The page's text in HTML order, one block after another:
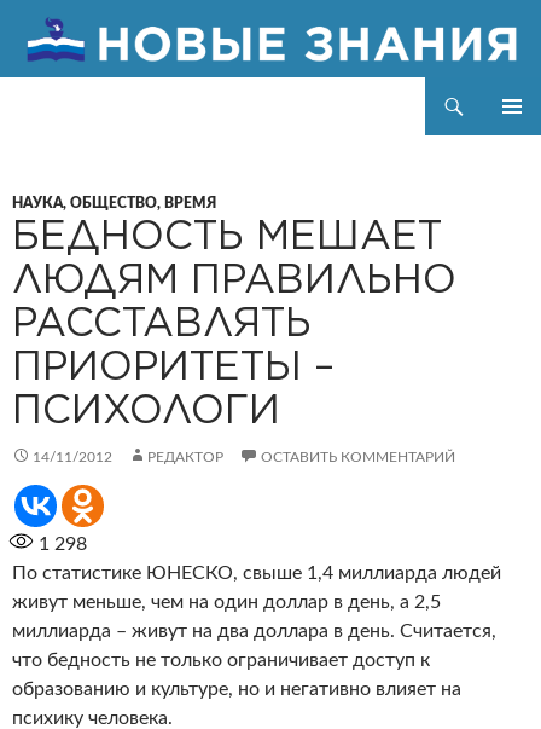
НАУКА, ОБЩЕСТВО, ВРЕМЯ
БЕДНОСТЬ МЕШАЕТ
ЛЮДЯМ ПРАВИЛЬНО
РАССТАВЛЯТЬ
ПРИОРИТЕТЫ –
ПСИХОЛОГИ
14/11/2012 РЕДАКТОР ОСТАВИТЬ КОММЕНТАРИЙ
1 298
По статистике ЮНЕСКО, свыше 1,4 миллиарда людей
живут меньше, чем на один доллар в день, а 2,5
миллиарда – живут на два доллара в день. Считается,
что бедность не только ограничивает доступ к
образованию и культуре, но и негативно влияет на
психику человека.